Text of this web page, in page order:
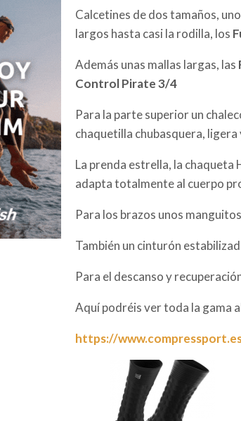
Calcetines de dos tamaños,
largos hasta casi la rodilla, los
Además unas mallas largas, las
Control Pirate 3/4
Para la parte superior un
chaquetilla chubasquera,
La prenda estrella, la chaqueta
adapta totalmente al cuerpo
Para los brazos unos
También un cinturón
Para el descanso y
Aquí podréis ver toda la gama
https://